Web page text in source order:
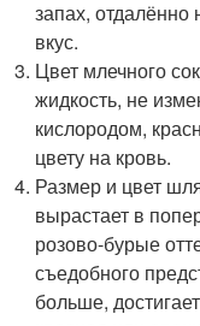
запах,
вкус.
Цвет млечного
жидкость, не
кислородом,
цвету на кровь.
Размер и цвет
вырастает в
розово-бурые
съедобного
больше,